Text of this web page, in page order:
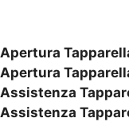
Apertura
Apertura
Assistenza
Assistenza